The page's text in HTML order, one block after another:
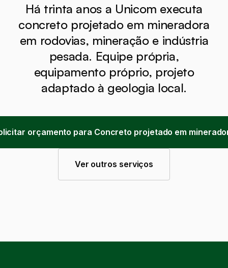
Há trinta anos a Unicom executa
concreto projetado em mineradora
em rodovias, mineração e indústria
pesada. Equipe própria,
equipamento próprio, projeto
adaptado à geologia local.
orçamento para Concreto projetado em
Ver outros serviços